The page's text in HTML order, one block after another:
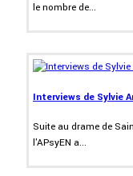
le nombre de...
Interviews de Sylvie
Suite au drame de
l'APsyEN a...